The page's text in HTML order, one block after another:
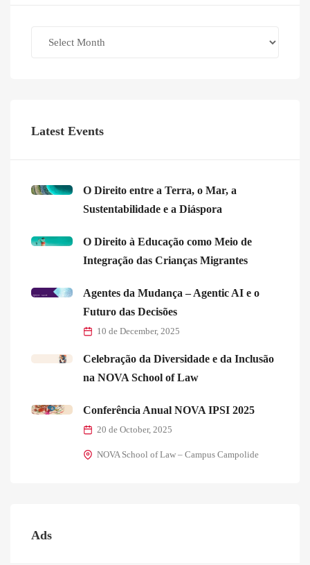
Latest Events
O Direito entre a Terra, o Mar, a
Sustentabilidade e a Diáspora
O Direito à Educação como Meio de
Integração das Crianças Migrantes
Agentes da Mudança – Agentic AI e o
Futuro das Decisões
10 de December, 2025
Celebração da Diversidade e da Inclusão
na NOVA School of Law
Conferência Anual NOVA IPSI 2025
20 de October, 2025
NOVA School of Law – Campus Campolide
Ads